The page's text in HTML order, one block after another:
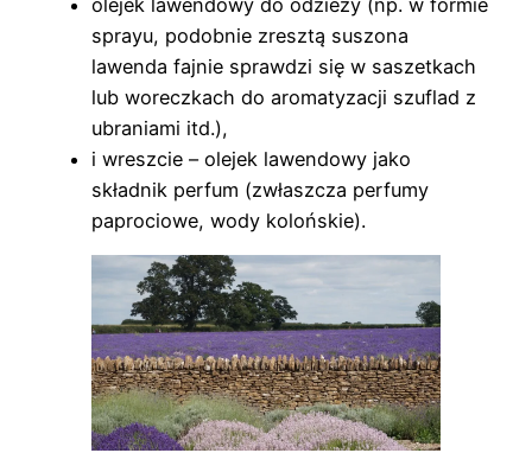
sprayu, podobnie zresztą suszona
lawenda fajnie sprawdzi się w saszetkach
lub woreczkach do aromatyzacji szuflad z
ubraniami itd.),
i wreszcie – olejek lawendowy jako
składnik perfum (zwłaszcza perfumy
paprociowe, wody kolońskie).